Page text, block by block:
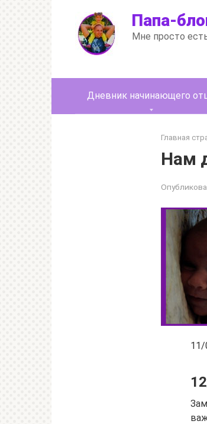
Папа-
Мне просто
Дневник начинающего
Главная
Нам
11/